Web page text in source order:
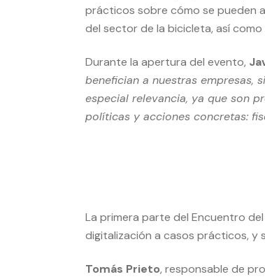
prácticos sobre cómo se pueden
del sector de la bicicleta, así
Durante la apertura del evento,
benefician a nuestras empresas,
especial relevancia, ya que son
políticas y acciones concretas:
La primera parte del Encuentro
digitalización a casos prácticos, y
Tomás Prieto, responsable de